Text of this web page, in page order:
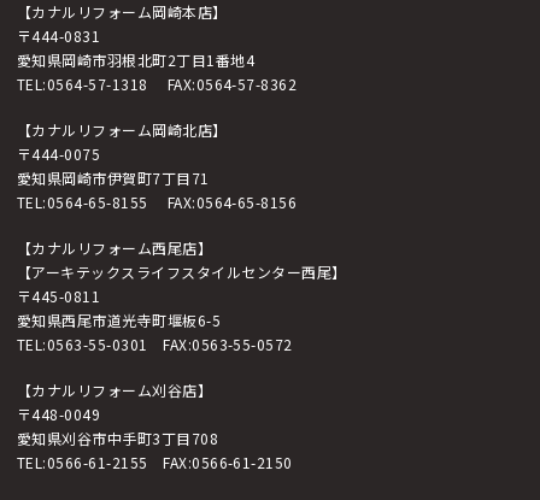
【カナルリフォーム岡崎本店】
〒444-0831
愛知県岡崎市羽根北町2丁目1番地4
TEL:0564-57-1318 FAX:0564-57-8362
【カナルリフォーム岡崎北店】
〒444-0075
愛知県岡崎市伊賀町7丁目71
TEL:0564-65-8155 FAX:0564-65-8156
【カナルリフォーム西尾店】
【アーキテックスライフスタイルセンター西尾】
〒445-0811
愛知県西尾市道光寺町堰板6-5
TEL:0563-55-0301 FAX:0563-55-0572
【カナルリフォーム刈谷店】
〒448-0049
愛知県刈谷市中手町3丁目708
TEL:0566-61-2155 FAX:0566-61-2150